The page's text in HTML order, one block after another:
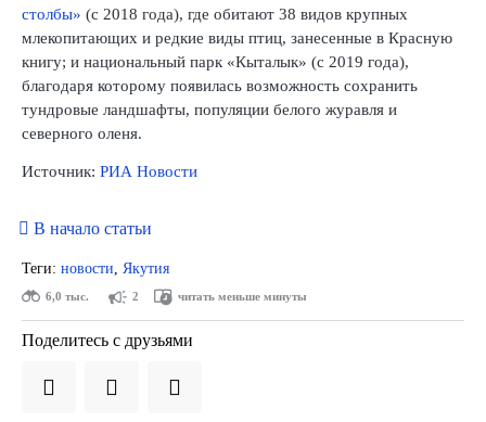
столбы» (с 2018 года), где обитают 38 видов крупных
млекопитающих и редкие виды птиц, занесенные в Красную
книгу; и национальный парк «Кыталык» (с 2019 года),
благодаря которому появилась возможность сохранить
тундровые ландшафты, популяции белого журавля и
северного оленя.
Источник: РИА Новости
Теги: новости Якутия
В начало статьи
6,0 тыс. 2 читать меньше минуты
Поделитесь с друзьями